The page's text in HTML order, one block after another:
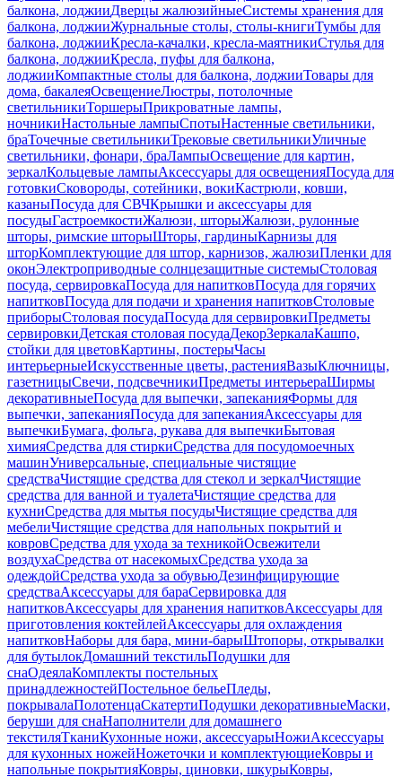
балкона, лоджииДверцы жалюзийныеСистемы хранения для
балкона, лоджииЖурнальные столы, столы-книгиТумбы для
балкона, лоджииКресла-качалки, кресла-маятникиСтулья для
балкона, лоджииКресла, пуфы для балкона,
лоджииКомпактные столы для балкона, лоджииТовары для
дома, бакалеяОсвещениеЛюстры, потолочные
светильникиТоршерыПрикроватные лампы,
ночникиНастольные лампыСпотыНастенные светильники,
браТочечные светильникиТрековые светильникиУличные
светильники, фонари, браЛампыОсвещение для картин,
зеркалКольцевые лампыАксессуары для освещенияПосуда для
готовкиСковороды, сотейники, вокиКастрюли, ковши,
казаныПосуда для СВЧКрышки и аксессуары для
посудыГастроемкостиЖалюзи, шторыЖалюзи, рулонные
шторы, римские шторыШторы, гардиныКарнизы для
шторКомплектующие для штор, карнизов, жалюзиПленки для
оконЭлектроприводные солнцезащитные системыСтоловая
посуда, сервировкаПосуда для напитковПосуда для горячих
напитковПосуда для подачи и хранения напитковСтоловые
приборыСтоловая посудаПосуда для сервировкиПредметы
сервировкиДетская столовая посудаДекорЗеркалаКашпо,
стойки для цветовКартины, постерыЧасы
интерьерныеИскусственные цветы, растенияВазыКлючницы,
газетницыСвечи, подсвечникиПредметы интерьераШирмы
декоративныеПосуда для выпечки, запеканияФормы для
выпечки, запеканияПосуда для запеканияАксессуары для
выпечкиБумага, фольга, рукава для выпечкиБытовая
химияСредства для стиркиСредства для посудомоечных
машинУниверсальные, специальные чистящие
средстваЧистящие средства для стекол и зеркалЧистящие
средства для ванной и туалетаЧистящие средства для
кухниСредства для мытья посудыЧистящие средства для
мебелиЧистящие средства для напольных покрытий и
ковровСредства для ухода за техникойОсвежители
воздухаСредства от насекомыхСредства ухода за
одеждойСредства ухода за обувьюДезинфицирующие
средстваАксессуары для бараСервировка для
напитковАксессуары для хранения напитковАксессуары для
приготовления коктейлейАксессуары для охлаждения
напитковНаборы для бара, мини-барыШтопоры, открывалки
для бутылокДомашний текстильПодушки для
снаОдеялаКомплекты постельных
принадлежностейПостельное бельеПледы,
покрывалаПолотенцаСкатертиПодушки декоративныеМаски,
беруши для снаНаполнители для домашнего
текстиляТканиКухонные ножи, аксессуарыНожиАксессуары
для кухонных ножейНожеточки и комплектующиеКовры и
напольные покрытияКовры, циновки, шкурыКовры,